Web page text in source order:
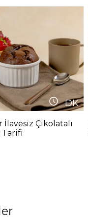
DK
İlavesiz Çikolatalı
Tarifi